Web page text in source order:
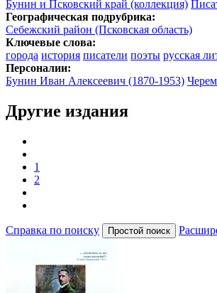
Бунин и Псковский край (коллекция)
Географическая подрубрика:
Себежский район (Псковская область)
Ключевые слова:
города история писатели поэты русская
Персоналии:
Бунин Иван Алексеевич (1870-1953)
Другие издания
1
2
Справка по поиску